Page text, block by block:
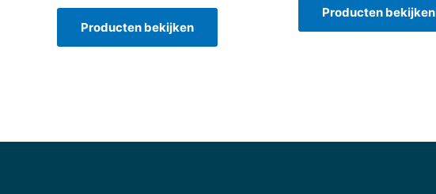
Waardering
Producten bekijken
Producten bekijken